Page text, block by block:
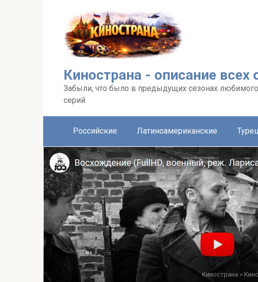
Кинострана - описание
Забыли, что было в предыдущих сезонах
серий
Российские Латиноамериканские
Кинострана »